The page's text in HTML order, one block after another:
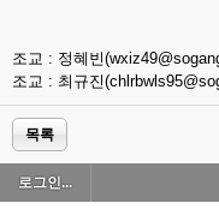
조교 : 정혜빈
조교 : 최규진
목록
로그인...